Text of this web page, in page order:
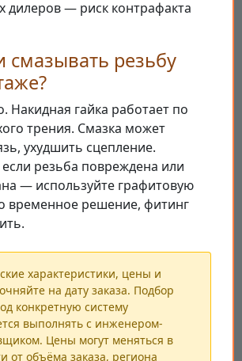
дилеров — риск контрафакта
смазывать резьбу
Накидная гайка работает по
трения. Смазка может
ухудшить сцепление.
резьба повреждена или
— используйте графитовую
временное решение, фитинг
характеристики, цены и
на дату заказа. Подбор
конкретную систему
выполнять с инженером-
Цены могут меняться в
от объёма заказа, региона